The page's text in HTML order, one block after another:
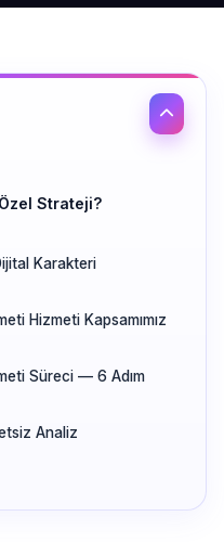
Strateji?
Karakteri
Hizmeti Kapsamımız
Süreci — 6 Adım
Analiz